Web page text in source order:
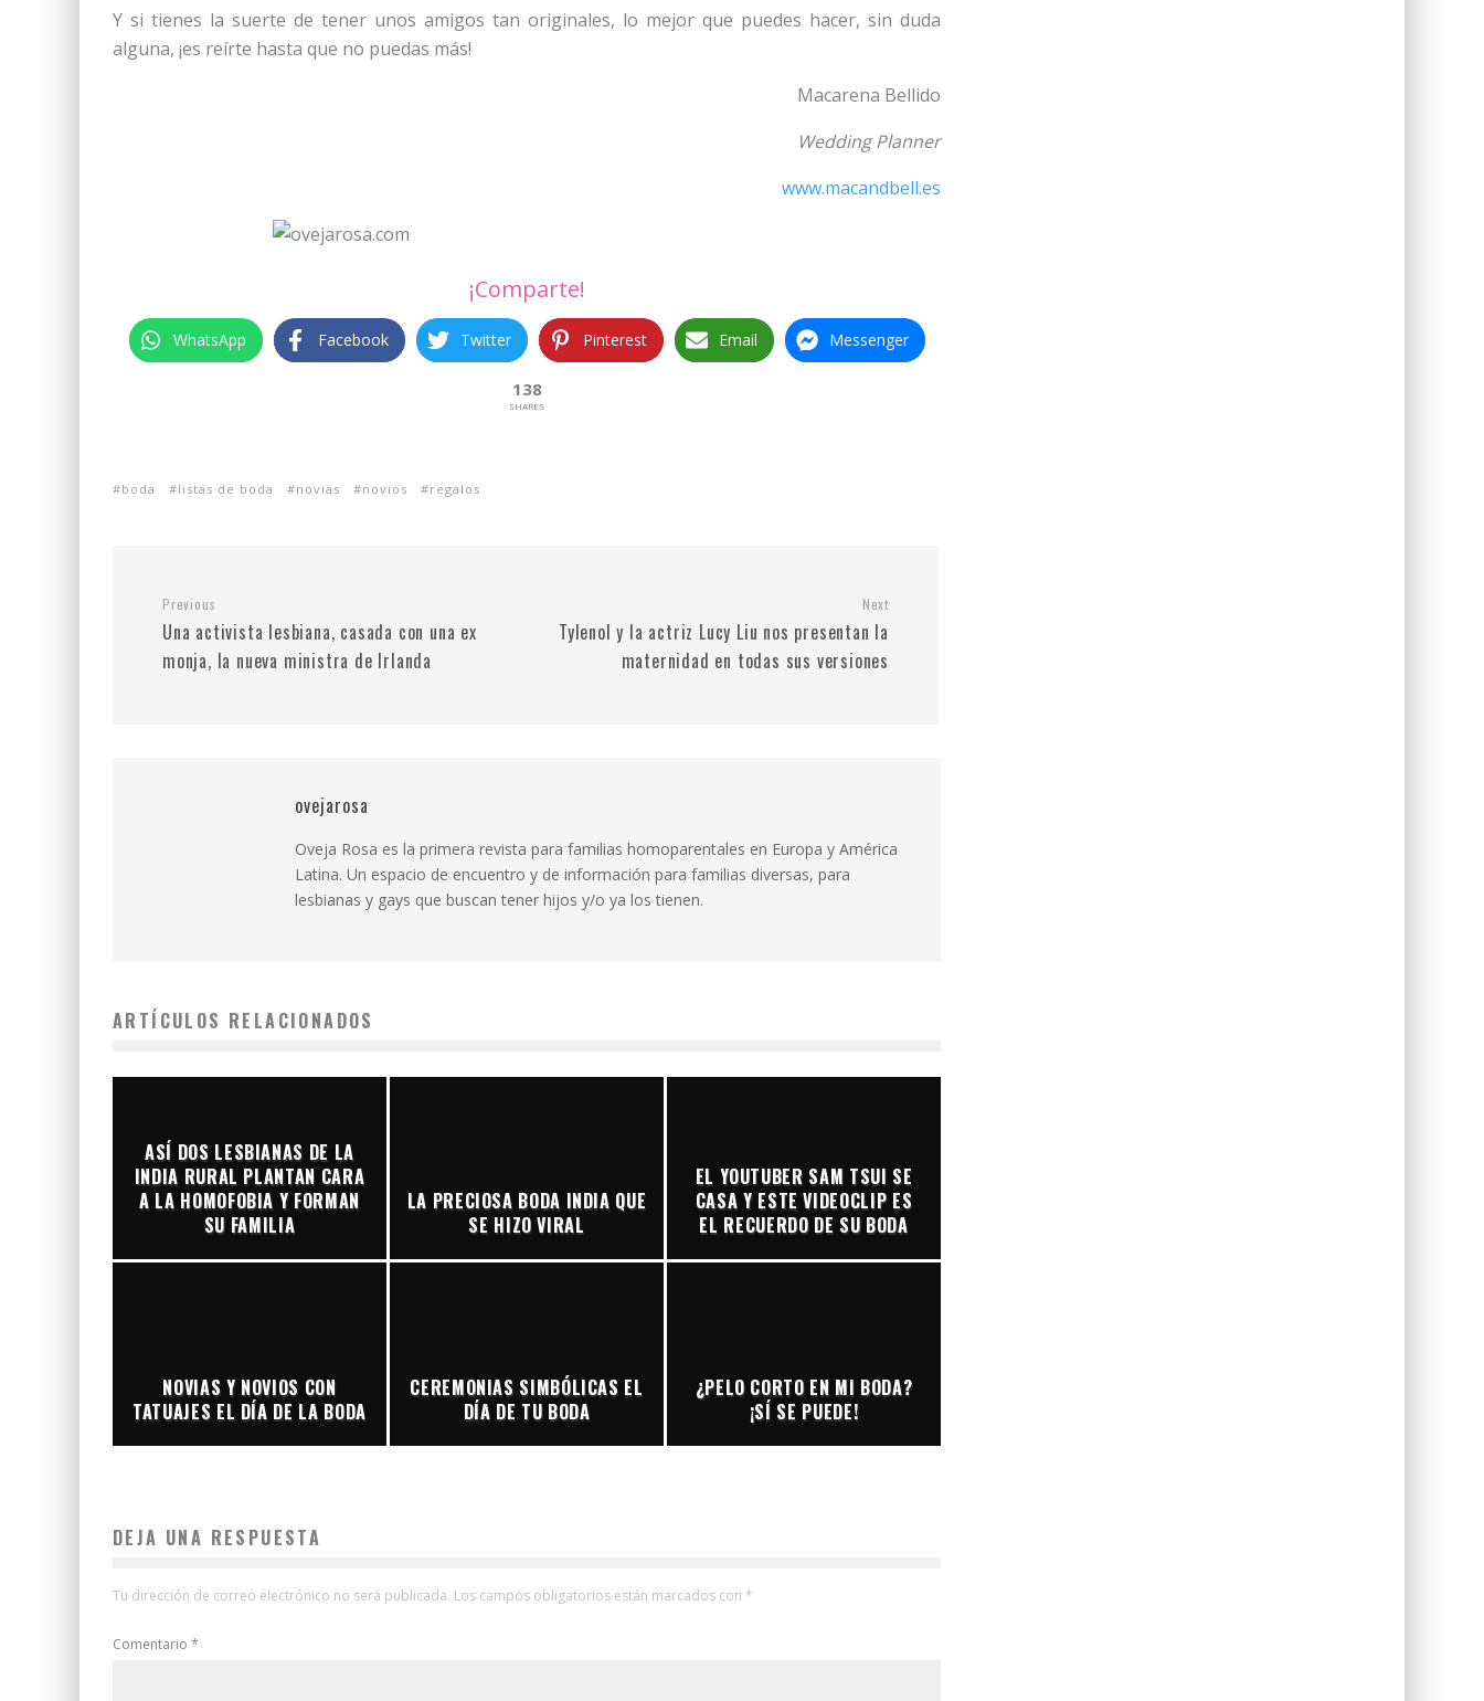
Y si tienes la suerte de tener unos amigos tan originales, lo mejor que puedes hacer, sin duda
alguna, ¡es reírte hasta que no puedas más!
Macarena Bellido
Wedding Planner
www.macandbell.es
¡Comparte!
WhatsApp Facebook Twitter Pinterest Email Messenger
138
SHARES
boda listas de boda novias novios regalos
Previous
Una activista lesbiana, casada con una ex
monja, la nueva ministra de Irlanda
Next
Tylenol y la actriz Lucy Liu nos presentan la
maternidad en todas sus versiones
ovejarosa
Oveja Rosa es la primera revista para familias homoparentales en Europa y América
Latina. Un espacio de encuentro y de información para familias diversas, para
lesbianas y gays que buscan tener hijos y/o ya los tienen.
ARTÍCULOS RELACIONADOS
ASÍ DOS LESBIANAS DE LA
INDIA RURAL PLANTAN CARA
A LA HOMOFOBIA Y FORMAN
SU FAMILIA
LA PRECIOSA BODA INDIA QUE
SE HIZO VIRAL
EL YOUTUBER SAM TSUI SE
CASA Y ESTE VIDEOCLIP ES
EL RECUERDO DE SU BODA
NOVIAS Y NOVIOS CON
TATUAJES EL DÍA DE LA BODA
CEREMONIAS SIMBÓLICAS EL
DÍA DE TU BODA
¿PELO CORTO EN MI BODA?
¡SÍ SE PUEDE!
DEJA UNA RESPUESTA
Tu dirección de correo electrónico no será publicada. Los campos obligatorios están marcados con *
Comentario *